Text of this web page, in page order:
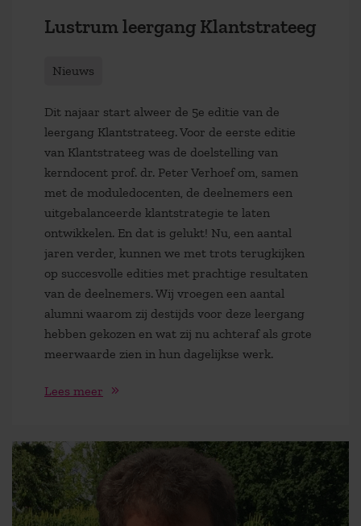
Lustrum leergang Klantstrateeg
Nieuws
Dit najaar start alweer de 5e editie van de
leergang Klantstrateeg. Voor de eerste editie
van Klantstrateeg was de doelstelling van
kerndocent prof. dr. Peter Verhoef om, samen
met de moduledocenten, de deelnemers een
uitgebalanceerde klantstrategie te laten
ontwikkelen. En dat is gelukt! Nu, een aantal
jaren verder, kunnen we met trots terugkijken
op succesvolle edities met prachtige resultaten
van de deelnemers. Wij vroegen een aantal
alumni waarom zij destijds voor deze leergang
hebben gekozen en wat zij nu achteraf als grote
meerwaarde zien in hun dagelijkse werk.
Lees meer